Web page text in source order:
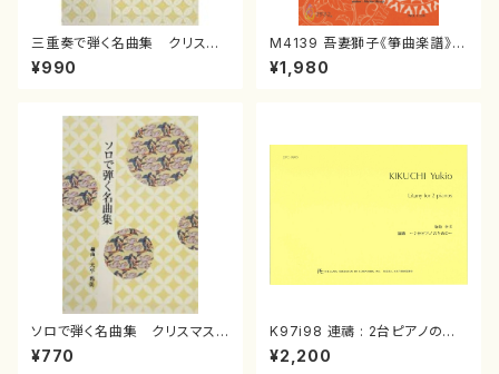
三重奏で弾く名曲集 クリスマ
スメドレー( 箏2/大平光美 編
曲/楽譜）
¥990
M4139 吾妻獅子《箏曲楽譜》
（箏/宮城道雄著・宮城宗家監修/
箏曲古典楽譜）
¥1,980
ソロで弾く名曲集 クリスマス・
イブ／恋人がサンタクロース(
箏独奏 /大平光美 編曲/楽
¥770
K97i98 連禱 : 2台ピアノのた
めの（2 Pianos / 菊池 幸夫 /
楽譜）
¥2,200